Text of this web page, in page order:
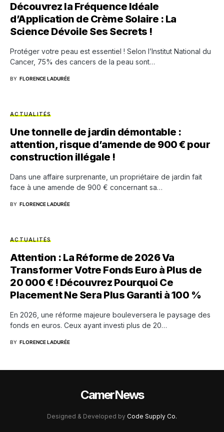
Découvrez la Fréquence Idéale
d’Application de Crème Solaire : La
Science Dévoile Ses Secrets !
Protéger votre peau est essentiel ! Selon l’Institut National du
Cancer, 75% des cancers de la peau sont…
BY FLORENCE LADURÉE
ACTUALITÉS
Une tonnelle de jardin démontable :
attention, risque d’amende de 900 € pour
construction illégale !
Dans une affaire surprenante, un propriétaire de jardin fait
face à une amende de 900 € concernant sa…
BY FLORENCE LADURÉE
ACTUALITÉS
Attention : La Réforme de 2026 Va
Transformer Votre Fonds Euro à Plus de
20 000 € ! Découvrez Pourquoi Ce
Placement Ne Sera Plus Garanti à 100 %
En 2026, une réforme majeure bouleversera le paysage des
fonds en euros. Ceux ayant investi plus de 20…
BY FLORENCE LADURÉE
CamerNews
Designed & Developed by Code Supply Co.